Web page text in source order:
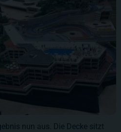
nun aus. Die Decke sitzt